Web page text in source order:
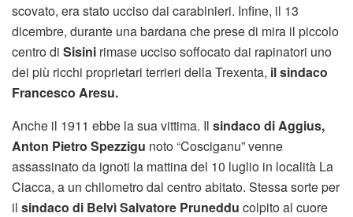
scovato, era stato ucciso dai carabinieri. Infine, il 13
dicembre, durante una bardana che prese di mira il piccolo
centro di Sisini rimase ucciso soffocato dai rapinatori uno
dei più ricchi proprietari terrieri della Trexenta, il sindaco
Francesco Aresu.
Anche il 1911 ebbe la sua vittima. Il sindaco di Aggius,
Anton Pietro Spezzigu noto “Cosciganu” venne
assassinato da ignoti la mattina del 10 luglio in località La
Ciacca, a un chilometro dal centro abitato. Stessa sorte per
il sindaco di Belvì Salvatore Pruneddu colpito al cuore